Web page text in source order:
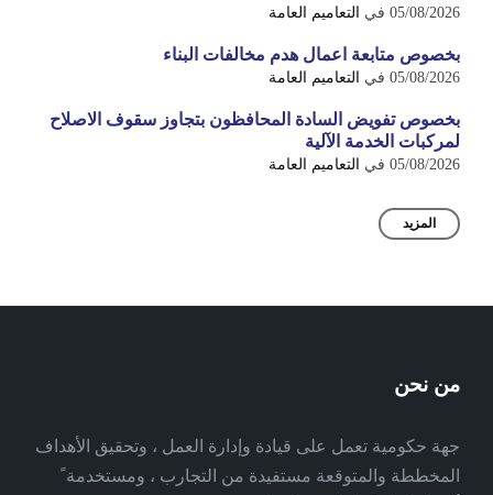
05/08/2026 في التعاميم العامة
بخصوص متابعة اعمال هدم مخالفات البناء
05/08/2026 في التعاميم العامة
بخصوص تفويض السادة المحافظون بتجاوز سقوف الاصلاح
لمركبات الخدمة الآلية
05/08/2026 في التعاميم العامة
المزيد
من نحن
جهة حكومية تعمل على قيادة وإدارة العمل ، وتحقيق الأهداف
المخططة والمتوقعة مستفيدة من التجارب ، ومستخدمة ً